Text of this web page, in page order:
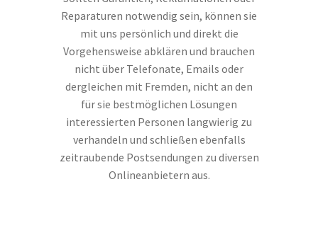
Reparaturen notwendig sein, können sie
mit uns persönlich und direkt die
Vorgehensweise abklären und brauchen
nicht über Telefonate, Emails oder
dergleichen mit Fremden, nicht an den
für sie bestmöglichen Lösungen
interessierten Personen langwierig zu
verhandeln und schließen ebenfalls
zeitraubende Postsendungen zu diversen
Onlineanbietern aus.